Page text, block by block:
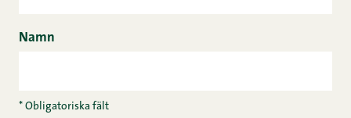
Namn
* Obligatoriska fält